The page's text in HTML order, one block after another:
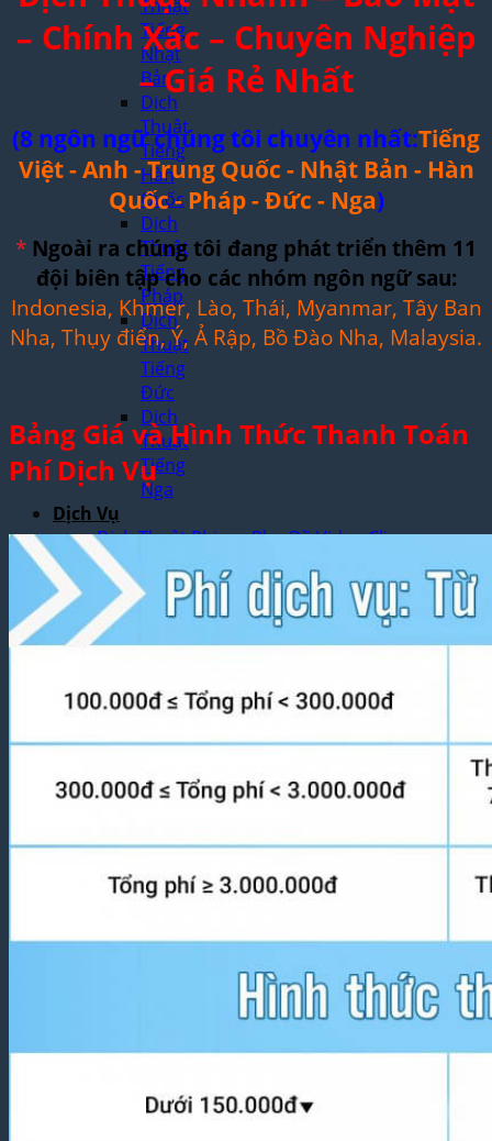
Thuật
Tiếng
Nhật
Bản
Dịch
Thuật
Tiếng
Hàn
Quốc
Dịch
Thuật
Tiếng
Pháp
Dịch
Thuật
Tiếng
Đức
Dịch
Thuật
Tiếng
Nga
Dịch Vụ
Dịch Thuật Phim – Phụ Đề Video Clip
Dịch Vụ Hợp Pháp Hóa Lãnh Sự
Blog
Tuyển Dụng
Chia Sẻ Kinh Nghiệm
Dịch Thuật Vì Cộng Đồng
– Chính Xác – Chuyên Nghiệp
– Giá Rẻ Nhất
(8 ngôn ngữ chúng tôi chuyên nhất:Tiếng
Việt - Anh - Trung Quốc - Nhật Bản - Hàn
Quốc - Pháp - Đức - Nga)
* Ngoài ra chúng tôi đang phát triển thêm 11
đội biên tập cho các nhóm ngôn ngữ sau:
Indonesia, Khmer, Lào, Thái, Myanmar, Tây Ban
Nha, Thụy điển, Ý, Ả Rập, Bồ Đào Nha, Malaysia.
Bảng Giá và Hình Thức Thanh Toán
Phí Dịch Vụ